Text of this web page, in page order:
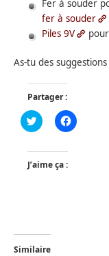
Fer à souder
fer à souder
Piles 9V
As-tu des
Partager :
Click
to
Twitter(ouvre
dans
Cliquez
pour
J’aime ça :
Similaire